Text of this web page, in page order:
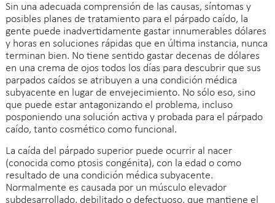
Sin una adecuada comprensión de las causas, síntomas y
posibles planes de tratamiento para el párpado caído, la
gente puede inadvertidamente gastar innumerables dólares
y horas en soluciones rápidas que en última instancia, nunca
terminan bien. No tiene sentido gastar decenas de dólares
en una crema de ojos todos los días para descubrir que sus
parpados caídos se atribuyen a una condición médica
subyacente en lugar de envejecimiento. No sólo eso, sino
que puede estar antagonizando el problema, incluso
posponiendo una solución activa y probada para el párpado
caído, tanto cosmético como funcional.
La caída del párpado superior puede ocurrir al nacer
(conocida como ptosis congénita), con la edad o como
resultado de una condición médica subyacente.
Normalmente es causada por un músculo elevador
subdesarrollado, debilitado o defectuoso, que mantiene el